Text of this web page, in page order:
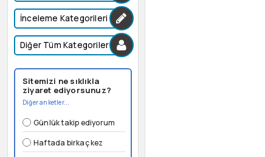
İnceleme Kategorileri
Diğer Tüm Kategoriler
Sitemizi ne sıklıkla
ziyaret ediyorsunuz?
Diğer anketler...
Günlük takip ediyorum
Haftada birkaç kez